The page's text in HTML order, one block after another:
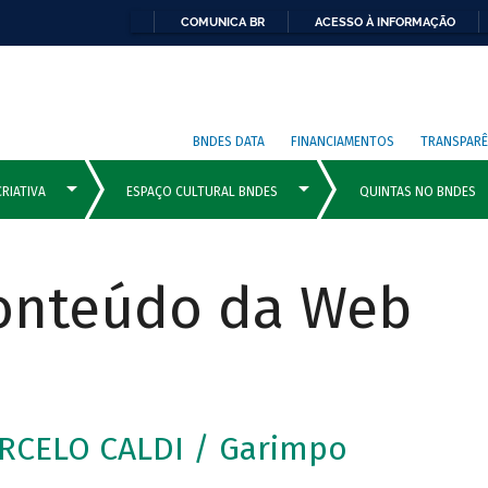
COMUNICA BR ACESSO À INFORMAÇÃO
BNDES DATA FINANCIAMENTOS
da Web
CALDI / Garimpo